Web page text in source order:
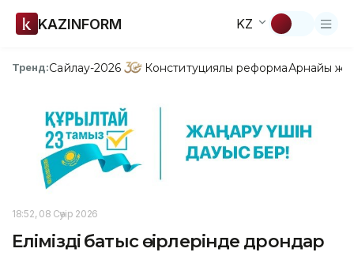
KAZINFORM KZ
Тренд:Сайлау-2026 Конституциялық реформаАрнайы
18:52, 08 Сәуір 2026
Еліміздің батыс өңірлерінде дрондар